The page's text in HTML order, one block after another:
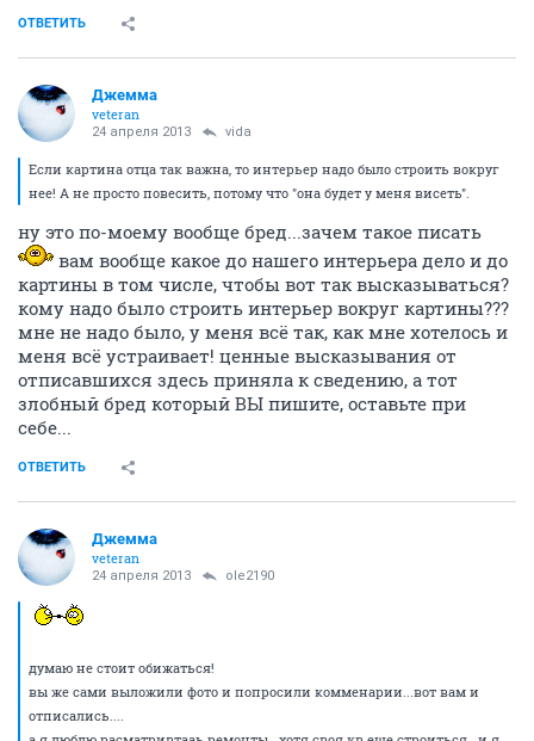
ОТВЕТИТЬ
Джемма
veteran
24 апреля 2013 vida
Если картина отца так важна, то интерьер надо было строить вокруг
нее! А не просто повесить, потому что "она будет у меня висеть".
ну это по-моему вообще бред...зачем такое писать
вам вообще какое до нашего интерьера дело и до
картины в том числе, чтобы вот так высказываться?
кому надо было строить интерьер вокруг картины???
мне не надо было, у меня всё так, как мне хотелось и
меня всё устраивает! ценные высказывания от
отписавшихся здесь приняла к сведению, а тот
злобный бред который ВЫ пишите, оставьте при
себе...
ОТВЕТИТЬ
Джемма
veteran
24 апреля 2013 ole2190
думаю не стоит обижаться!
вы же сами выложили фото и попросили комменарии...вот вам и
отписались....